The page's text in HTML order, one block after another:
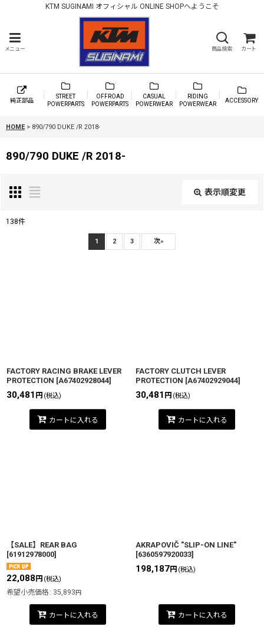
KTM SUGINAMI オフィシャル ONLINE SHOPへようこそ
メニュー 商品検索 カート
純正部品
STREET
POWERPARTS
OFFROAD
POWERPARTS
CASUAL
POWERWEAR
RIDING
POWERWEAR
ACCESSORY
HOME > 890/790 DUKE /R 2018-
890/790 DUKE /R 2018-
表示順変更
138件
1 2 3 次»
FACTORY RACING BRAKE LEVER
PROTECTION [A67402928044]
30,481 円 (税込)
カートに入れる
FACTORY CLUTCH LEVER
PROTECTION [A67402929044]
30,481 円 (税込)
カートに入れる
【SALE】REAR BAG
[61912978000]
22,088 円 (税込)
希望小売価格 : 35,893 円
カートに入れる
AKRAPOVIČ "SLIP-ON LINE"
[6360597920033]
198,187円 (税込)
カートに入れる